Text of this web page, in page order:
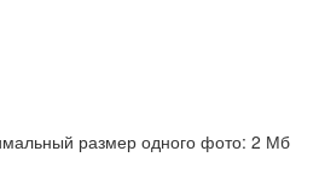
размер одного фото: 2 Мб